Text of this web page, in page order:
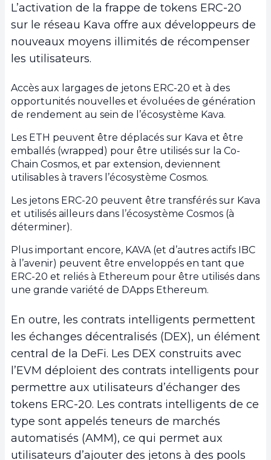
L’activation de la frappe de tokens ERC-20
sur le réseau Kava offre aux développeurs de
nouveaux moyens illimités de récompenser
les utilisateurs.
Accès aux largages de jetons ERC-20 et à des
opportunités nouvelles et évoluées de génération
de rendement au sein de l’écosystème Kava.
Les ETH peuvent être déplacés sur Kava et être
emballés (wrapped) pour être utilisés sur la Co-
Chain Cosmos, et par extension, deviennent
utilisables à travers l’écosystème Cosmos.
Les jetons ERC-20 peuvent être transférés sur Kava
et utilisés ailleurs dans l’écosystème Cosmos (à
déterminer).
Plus important encore, KAVA (et d’autres actifs IBC
à l’avenir) peuvent être enveloppés en tant que
ERC-20 et reliés à Ethereum pour être utilisés dans
une grande variété de DApps Ethereum.
En outre, les contrats intelligents permettent
les échanges décentralisés (DEX), un élément
central de la DeFi. Les DEX construits avec
l’EVM déploient des contrats intelligents pour
permettre aux utilisateurs d’échanger des
tokens ERC-20. Les contrats intelligents de ce
type sont appelés teneurs de marchés
automatisés (AMM), ce qui permet aux
utilisateurs d’ajouter des jetons à des pools